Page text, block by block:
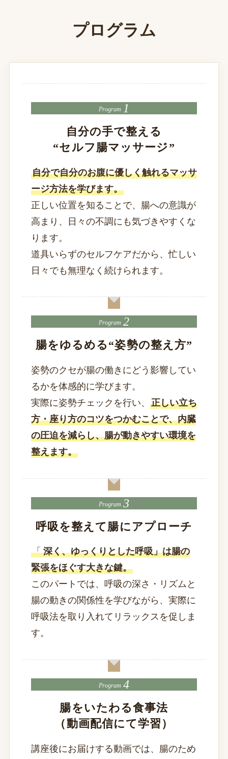
プログラム
Program
自分の手で整える
“セルフ腸マッサージ”
自分で自分のお腹に優しく触れるマッサ
ージ方法を学びます。
正しい位置を知ることで、腸への意識が
高まり、日々の不調にも気づきやすくな
ります。
道具いらずのセルフケアだから、忙しい
日々でも無理なく続けられます。
Program
腸をゆるめる“姿勢の整え方”
姿勢のクセが腸の働きにどう影響してい
るかを体感的に学びます。
実際に姿勢チェックを行い、 正しい立ち
方・座り方のコツをつかむことで、内臓
の圧迫を減らし、腸が動きやすい環境を
整えます。
Program
呼吸を整えて腸にアプローチ
「 深く、ゆっくりとした呼吸」は腸の
緊張をほぐす大きな鍵。
このパートでは、呼吸の深さ・リズムと
腸の動きの関係性を学びながら、実際に
呼吸法を取り入れてリラックスを促しま
す。
Program
腸をいたわる食事法
（動画配信にて学習）
講座後にお届けする動画では、腸のため